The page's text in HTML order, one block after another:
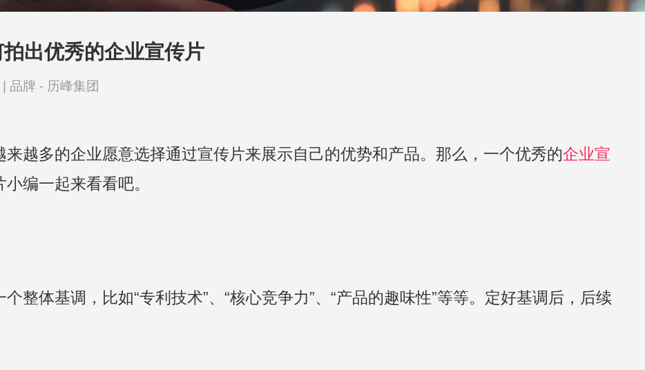
出优秀的企业宣传片
品牌 - 历峰集团
越多的企业愿意选择通过宣传片来展示自己的优势和产品。那么，一个优秀的企业宣
编一起来看看吧。
整体基调，比如“专利技术”、“核心竞争力”、“产品的趣味性”等等。定好基调后，后续